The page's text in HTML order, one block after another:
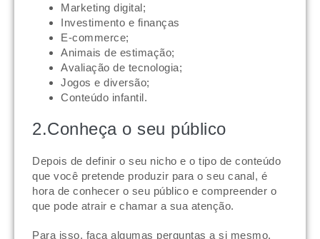
Marketing digital;
Investimento e finanças
E-commerce;
Animais de estimação;
Avaliação de tecnologia;
Jogos e diversão;
Conteúdo infantil.
2.Conheça o seu público
Depois de definir o seu nicho e o tipo de conteúdo
que você pretende produzir para o seu canal, é
hora de conhecer o seu público e compreender o
que pode atrair e chamar a sua atenção.
Para isso, faça algumas perguntas a si mesmo,